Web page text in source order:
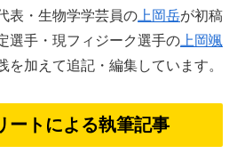
表・生物学学芸員の 上岡岳が初稿
選手・現フィジーク選手の 上岡颯
を加えて追記・編集しています。
ートによる執筆記事